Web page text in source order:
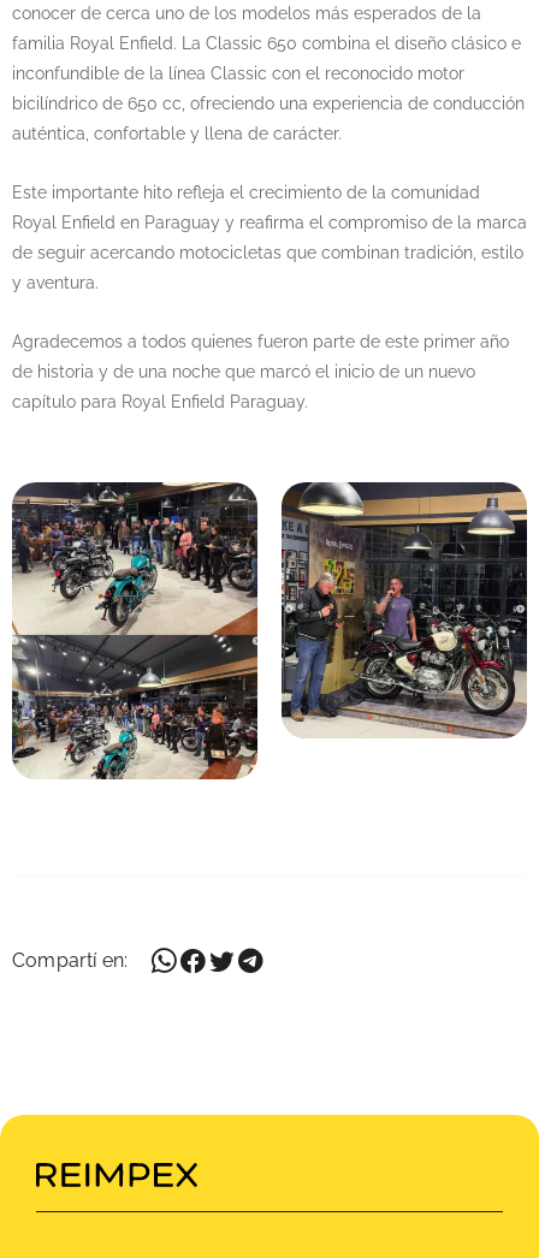
conocer de cerca uno de los modelos más esperados de la
familia Royal Enfield. La Classic 650 combina el diseño clásico e
inconfundible de la línea Classic con el reconocido motor
bicilíndrico de 650 cc, ofreciendo una experiencia de conducción
auténtica, confortable y llena de carácter.
Este importante hito refleja el crecimiento de la comunidad
Royal Enfield en Paraguay y reafirma el compromiso de la marca
de seguir acercando motocicletas que combinan tradición, estilo
y aventura.
Agradecemos a todos quienes fueron parte de este primer año
de historia y de una noche que marcó el inicio de un nuevo
capítulo para Royal Enfield Paraguay.
Compartí en: